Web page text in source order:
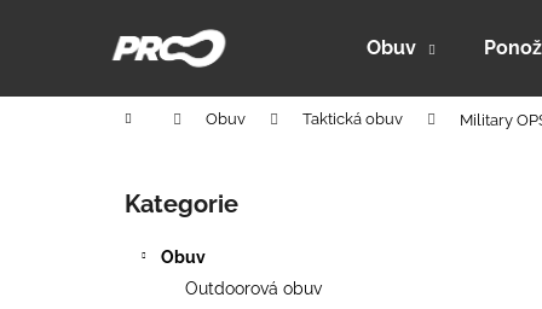
Obuv
Domů Obuv Taktická obuv Military
Přeskočit
kategorie
Kategorie
Obuv
Outdoorová obuv
í
Zpět
do
Zpět
do